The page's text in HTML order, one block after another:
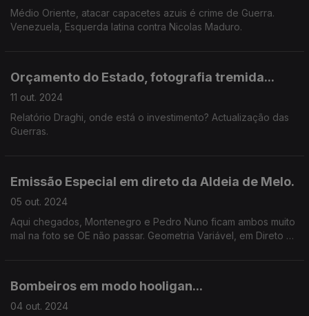
Médio Oriente, atacar capacetes azuis é crime de Guerra.
Venezuela, Esquerda latina contra Nicolas Maduro.
Orçamento do Estado, fotografia tremida...
11 out. 2024
Relatório Draghi, onde está o investimento? Actualização das
Guerras.
Emissão Especial em direto da Aldeia de Melo.
05 out. 2024
Aqui chegados, Montenegro e Pedro Nuno ficam ambos muito
mal na foto se OE não passar. Geometria Variável, em Direto da
Bombeiros em modo hooligan...
04 out. 2024